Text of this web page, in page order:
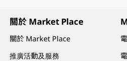
關於 Market Place
關於 Market Place
推廣活動及服務